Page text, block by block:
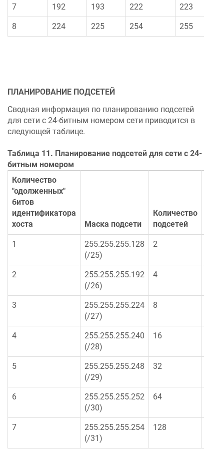
7 192 193 222 223
8 224 225 254 255
ПЛАНИРОВАНИЕ ПОДСЕТЕЙ
Сводная информация по планированию подсетей
для сети с 24-битным номером сети приводится в
следующей таблице.
Таблица 11. Планирование подсетей для сети с 24-
битным номером
Количество
"одолженных"
битов
идентификатора
хоста
Маска подсети
Количество
подсетей
1
255.255.255.128
(/25)
2
2
255.255.255.192
(/26)
4
3
255.255.255.224
(/27)
8
4
255.255.255.240
(/28)
16
5
255.255.255.248
(/29)
32
6
255.255.255.252
(/30)
64
7
255.255.255.254
(/31)
128